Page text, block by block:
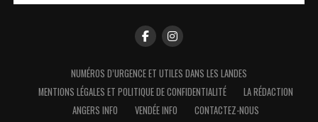
NUMÉROS D’URGENCE ET UTILES DANS LES LANDES
MENTIONS LÉGALES ET POLITIQUE DE CONFIDENTIALITÉ
LA RÉDACTION
ANGERS INFO
VENDÉE INFO CONTACTEZ-NOUS